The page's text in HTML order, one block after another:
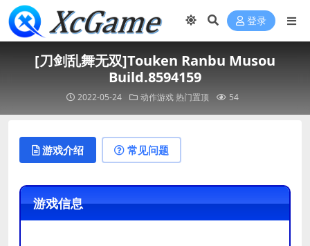
登录
[刀剑乱舞无双]Touken Ranbu Musou
Build.8594159
2022-05-24 动作游戏 热门置顶 54
游戏介绍 常见问题
游戏信息